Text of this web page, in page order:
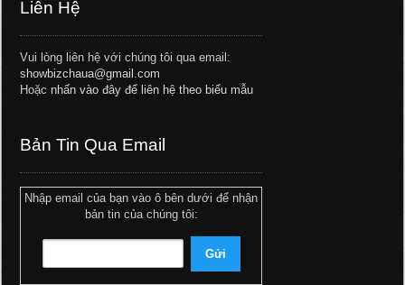
Liên Hệ
Vui lòng liên hệ với chúng tôi qua email:
showbizchaua@gmail.com
Hoặc nhấn vào đây để liên hệ theo biểu mẫu
Bản Tin Qua Email
Nhập email của bạn vào ô bên dưới để nhận
bản tin của chúng tôi: